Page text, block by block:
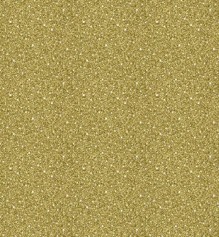
подпалый,
рыжий любого
коричневым
любых
насыщенные
РОСТ И ВЕС
28 см.
ВЕС: до 3 кг.
НЕДОСТАТКИ:
Любое отклонение от
характеристик должно
или порок в зависимости от
Прямой прикус или
Полустоячие уши. Если это
разновидности утяжеленем их